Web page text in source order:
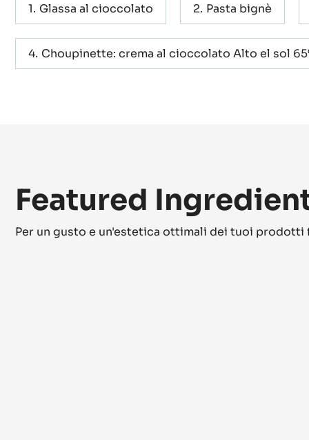
Glassa al cioccolato Pasta bignè
Choupinette: crema al cioccolato Alto el sol
Featured
Per un gusto e un'estetica ottimali dei tuoi prodotti